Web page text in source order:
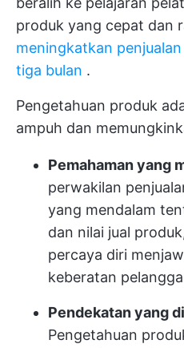
produk yang cepat dan
meningkatkan
tiga bulan .
Pengetahuan produk
ampuh dan
Pemahaman yang
perwakilan
yang mendalam
dan nilai jual
percaya diri
keberatan
Pendekatan yang
Pengetahuan